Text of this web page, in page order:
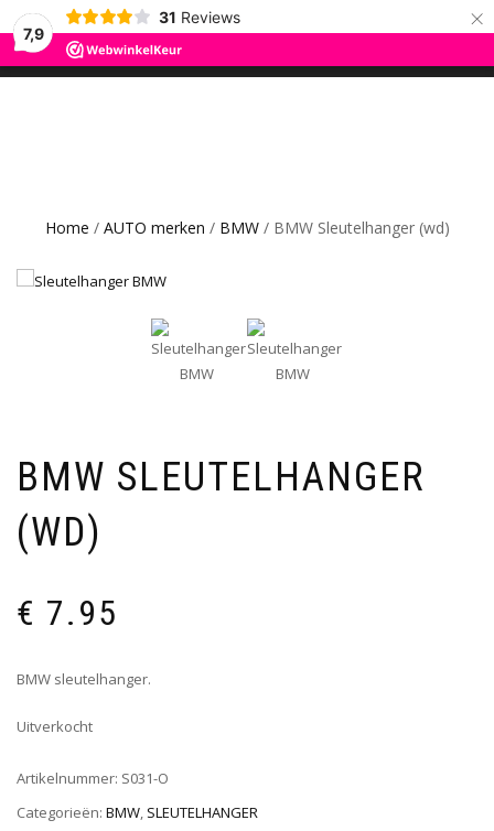
7,9
31 Reviews ×
ROS TRADING
CAR GADGETS AND WANNAHAVES
MENU
Home / AUTO merken / BMW/ BMW Sleutelhanger (wd)
BMW SLEUTELHANGER
(WD)
€ 7.95
BMW sleutelhanger.
Uitverkocht
Artikelnummer: S031-O
Categorieën: BMW, SLEUTELHANGER